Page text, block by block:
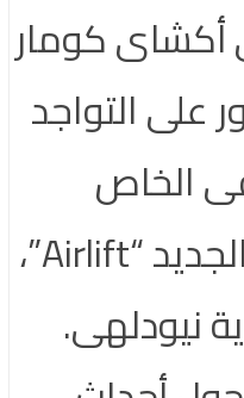
أكشاى كومار
على التواجد
الخاص
بالترويج لفيلمهما الجديد “Airlift”،
نيودلهى.